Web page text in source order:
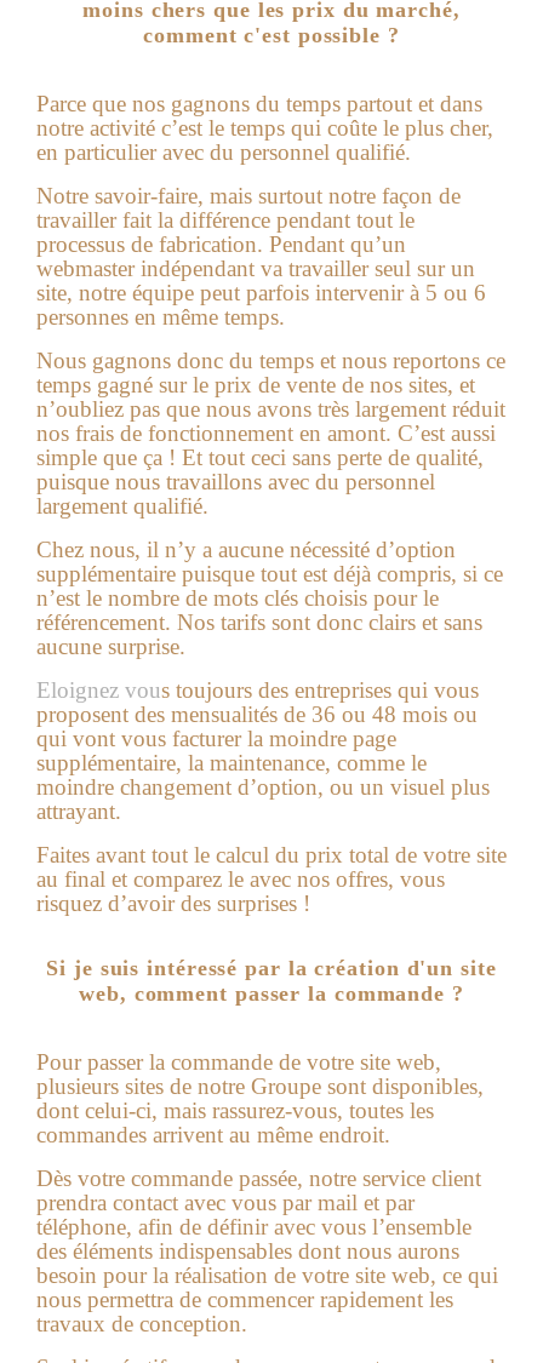
moins chers que les prix du marché,
comment c'est possible ?
Parce que nos gagnons du temps partout et dans
notre activité c’est le temps qui coûte le plus cher,
en particulier avec du personnel qualifié.
Notre savoir-faire, mais surtout notre façon de
travailler fait la différence pendant tout le
processus de fabrication. Pendant qu’un
webmaster indépendant va travailler seul sur un
site, notre équipe peut parfois intervenir à 5 ou 6
personnes en même temps.
Nous gagnons donc du temps et nous reportons ce
temps gagné sur le prix de vente de nos sites, et
n’oubliez pas que nous avons très largement réduit
nos frais de fonctionnement en amont. C’est aussi
simple que ça ! Et tout ceci sans perte de qualité,
puisque nous travaillons avec du personnel
largement qualifié.
Chez nous, il n’y a aucune nécessité d’option
supplémentaire puisque tout est déjà compris, si ce
n’est le nombre de mots clés choisis pour le
référencement. Nos tarifs sont donc clairs et sans
aucune surprise.
Eloignez vous toujours des entreprises qui vous
proposent des mensualités de 36 ou 48 mois ou
qui vont vous facturer la moindre page
supplémentaire, la maintenance, comme le
moindre changement d’option, ou un visuel plus
attrayant.
Faites avant tout le calcul du prix total de votre site
au final et comparez le avec nos offres, vous
risquez d’avoir des surprises !
Si je suis intéressé par la création d'un site
web, comment passer la commande ?
Pour passer la commande de votre site web,
plusieurs sites de notre Groupe sont disponibles,
dont celui-ci, mais rassurez-vous, toutes les
commandes arrivent au même endroit.
Dès votre commande passée, notre service client
prendra contact avec vous par mail et par
téléphone, afin de définir avec vous l’ensemble
des éléments indispensables dont nous aurons
besoin pour la réalisation de votre site web, ce qui
nous permettra de commencer rapidement les
travaux de conception.